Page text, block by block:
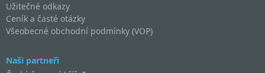
Užitečné odkazy
Ceník a časté otázky
Všeobecné obchodní podmínky (VOP)
Naši partneři